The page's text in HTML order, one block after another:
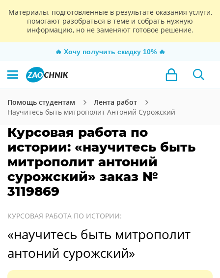
Материалы, подготовленные в результате оказания услуги,
помогают разобраться в теме и собрать нужную
информацию, но не заменяют готовое решение.
🔥 Хочу получить скидку 10% 🔥
Помощь студентам
Лента работ
Научитесь быть митрополит Антоний Сурожский
Курсовая работа по
истории: «научитесь быть
митрополит антоний
сурожский» заказ №
3119869
КУРСОВАЯ РАБОТА ПО ИСТОРИИ:
«научитесь быть митрополит
антоний сурожский»